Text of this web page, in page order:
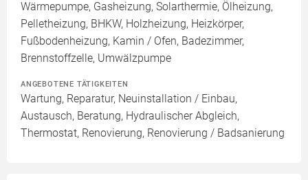
Wärmepumpe, Gasheizung, Solarthermie, Ölheizung,
Pelletheizung, BHKW, Holzheizung, Heizkörper,
Fußbodenheizung, Kamin / Ofen, Badezimmer,
Brennstoffzelle, Umwälzpumpe
ANGEBOTENE TÄTIGKEITEN
Wartung, Reparatur, Neuinstallation / Einbau,
Austausch, Beratung, Hydraulischer Abgleich,
Thermostat, Renovierung, Renovierung / Badsanierung